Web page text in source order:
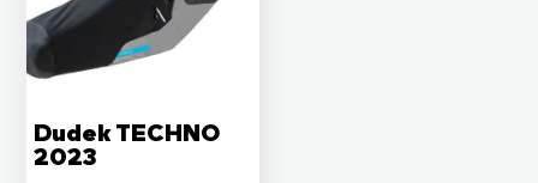
Dudek TECHNO
2023